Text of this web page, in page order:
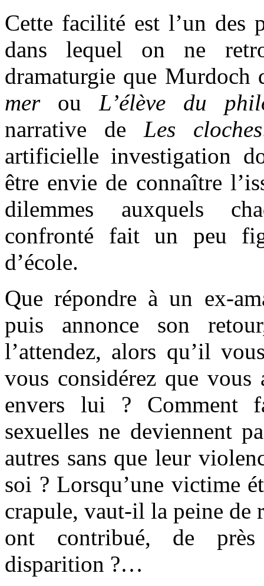
Cette facilité est l’un des
dans lequel on ne
dramaturgie que Murdoch
merou L’élève du
narrative de Les cloches
artificielle investigation
être envie de connaître
dilemmes auxquels
confronté fait un peu
d’école.
Que répondre à un ex-
puis annonce son
l’attendez, alors qu’il
vous considérez que vous
envers lui ? Comment
sexuelles ne deviennent
autres sans que leur
soi ? Lorsqu’une victime
crapule, vaut-il la peine de
ont contribué, de
disparition ?…